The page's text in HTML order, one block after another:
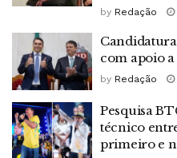
by Redação
com apoio
by Redação
Pesquisa
técnico
primeiro e